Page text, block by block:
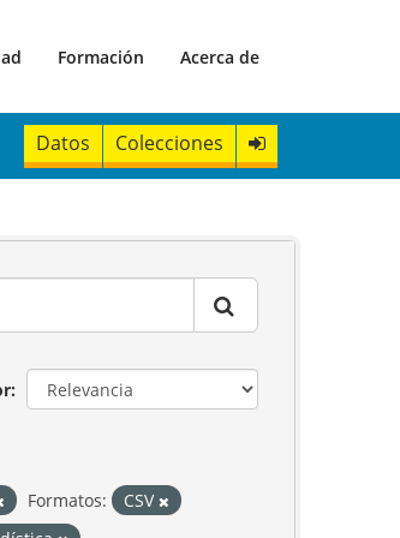
Formación Acerca de
Datos Colecciones
Formatos:
CSV